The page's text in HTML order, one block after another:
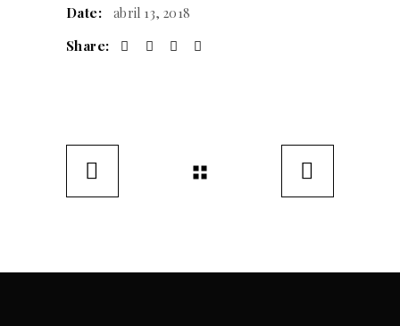
Date: abril 13, 2018
Share: